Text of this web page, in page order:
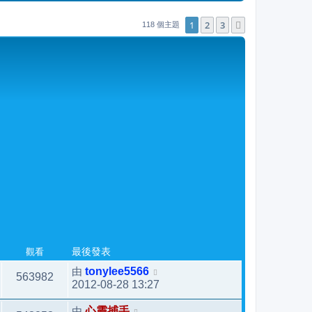
表
118 個主題 1 2 3
觀看 最後發表
563982 由 tonylee5566
2012-08-28 13:27